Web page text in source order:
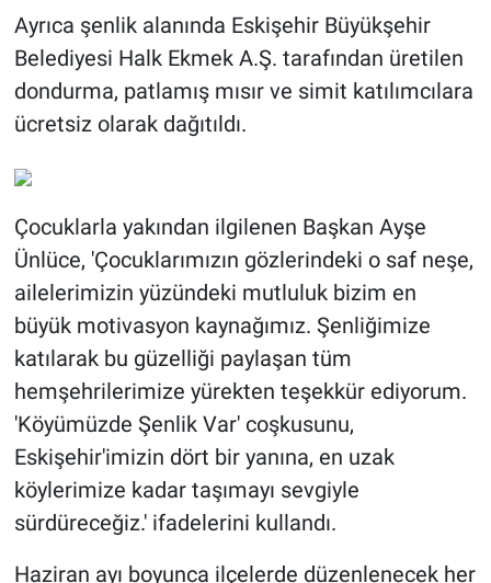
​Ayrıca şenlik alanında Eskişehir Büyükşehir
Belediyesi Halk Ekmek A.Ş. tarafından üretilen
dondurma, patlamış mısır ve simit katılımcılara
ücretsiz olarak dağıtıldı.
Çocuklarla yakından ilgilenen Başkan Ayşe
Ünlüce, ​'Çocuklarımızın gözlerindeki o saf neşe,
ailelerimizin yüzündeki mutluluk bizim en
büyük motivasyon kaynağımız. Şenliğimize
katılarak bu güzelliği paylaşan tüm
hemşehrilerimize yürekten teşekkür ediyorum.
'Köyümüzde Şenlik Var' coşkusunu,
Eskişehir'imizin dört bir yanına, en uzak
köylerimize kadar taşımayı sevgiyle
sürdüreceğiz.' ifadelerini kullandı. ​
Haziran ayı boyunca ilçelerde düzenlenecek her